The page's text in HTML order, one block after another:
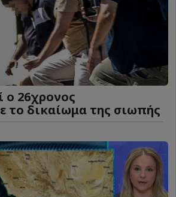
ο 26χρονος
το δικαίωμα της σιωπής